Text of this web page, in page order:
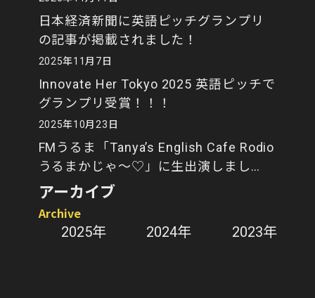
日本経済新聞に英語ピッチグランプリ
の記事が掲載されました！
2025年11月7日
Innovate Her Tokyo 2025 英語ピッチで
グランプリ受賞！！！
2025年10月23日
FMうるま「Tanya’s English Cafe Rodio
うるまかじゃ～♡」に生出演しまし
た！
アーカイブ
Archive
2025年
2024年 2023年